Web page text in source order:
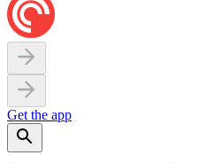
Get the app